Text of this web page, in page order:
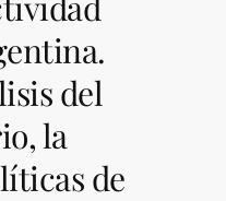
del
la
de